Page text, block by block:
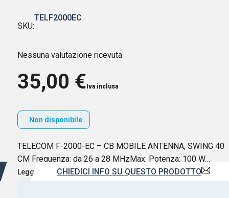
SKU:
TELF2000EC
Nessuna valutazione ricevuta
35,00 € Iva inclusa
Non disponibile
TELECOM F-2000-EC – CB MOBILE ANTENNA, SWING 40
CM Frequenza: da 26 a 28 MHzMax. Potenza: 100 W…
Leggi di più CHIEDICI INFO SU QUESTO PRODOTTO